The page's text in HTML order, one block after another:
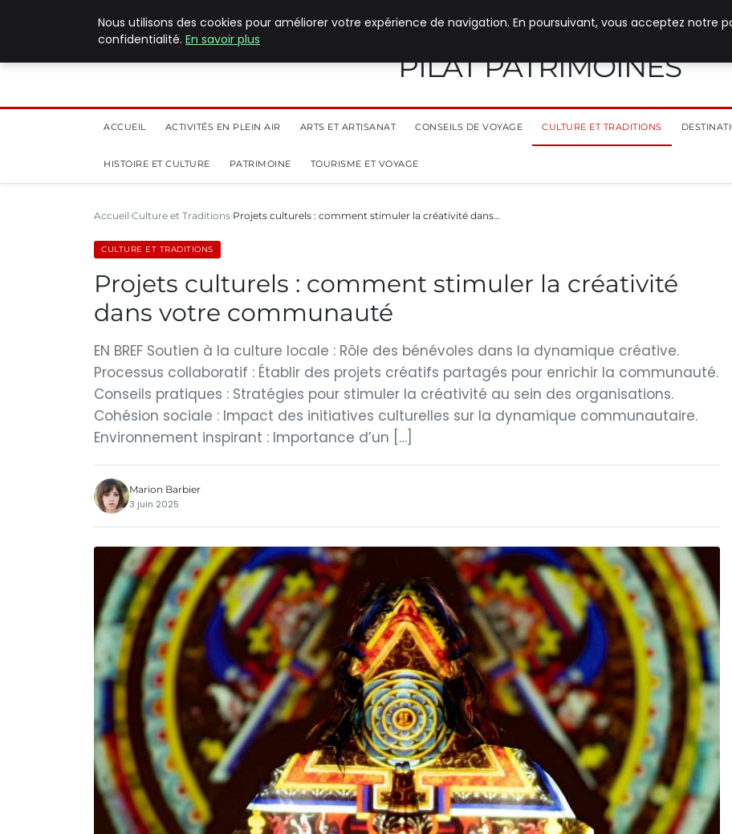
PILAT PATRIMOINES
ACCUEIL ACTIVITÉS EN PLEIN AIR ARTS ET ARTISANAT CONSEILS DE VOYAGE CULTURE ET TRADITIONS
HISTOIRE ET CULTURE PATRIMOINE TOURISME ET VOYAGE
Accueil Culture et Traditions Projets culturels : comment stimuler la créativité dans…
CULTURE ET TRADITIONS
Projets culturels : comment stimuler la créativité
dans votre communauté
EN BREF Soutien à la culture locale : Rôle des bénévoles dans la dynamique créative.
Processus collaboratif : Établir des projets créatifs partagés pour enrichir la communauté.
Conseils pratiques : Stratégies pour stimuler la créativité au sein des organisations.
Cohésion sociale : Impact des initiatives culturelles sur la dynamique communautaire.
Environnement inspirant : Importance d’un […]
Marion Barbier
3 juin 2025
Nous utilisons des cookies pour améliorer votre expérience de navigation. En poursuivant, vous acceptez notre
confidentialité. En savoir plus